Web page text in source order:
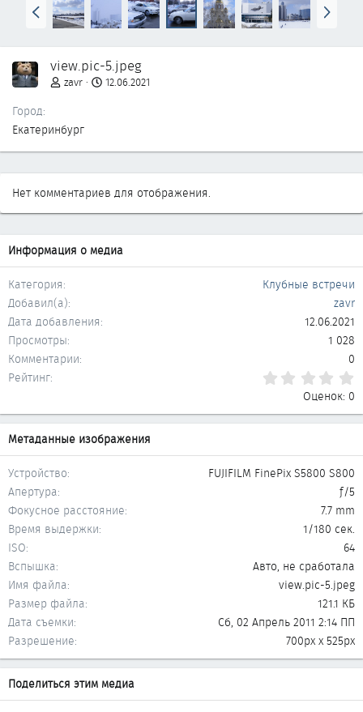
Н
а
а
д
В
п
р
view.pic-5.jpeg
zavr 12.06.2021
Город
Екатеринбург
Нет комментариев для отображения.
Информация о медиа
Категория
Клубные встречи
Добавил(а)
zavr
Дата добавления
12.06.2021
Просмотры
1 028
Комментарии
0
Рейтинг
Оценок: 0
Метаданные изображения
Устройство
FUJIFILM FinePix S5800 S800
Апертура
ƒ/5
Фокусное расстояние
7.7 mm
Время выдержки
1/180 сек.
ISO
64
Вспышка
Авто, не сработала
Имя файла
view.pic-5.jpeg
Размер файла
121.1 КБ
Дата съемки
Сб, 02 Апрель 2011 2:14 ПП
Разрешение
700px x 525px
Поделиться этим медиа